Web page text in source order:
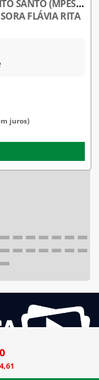
SANTO (MPES)/
FLÁVIA RITA
juros)